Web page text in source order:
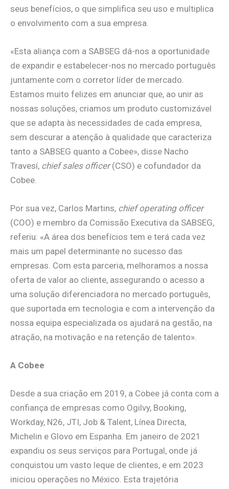
seus benefícios, o que simplifica seu uso e multiplica
o envolvimento com a sua empresa.
«Esta aliança com a SABSEG dá-nos a oportunidade
de expandir e estabelecer-nos no mercado português
juntamente com o corretor líder de mercado.
Estamos muito felizes em anunciar que, ao unir as
nossas soluções, criamos um produto customizável
que se adapta às necessidades de cada empresa,
sem descurar a atenção à qualidade que caracteriza
tanto a SABSEG quanto a Cobee», disse Nacho
Travesí, chief sales officer(CSO) e cofundador da
Cobee.
Por sua vez, Carlos Martins, chief operating officer
(COO) e membro da Comissão Executiva da SABSEG,
referiu: «A área dos benefícios tem e terá cada vez
mais um papel determinante no sucesso das
empresas. Com esta parceria, melhoramos a nossa
oferta de valor ao cliente, assegurando o acesso a
uma solução diferenciadora no mercado português,
que suportada em tecnologia e com a intervenção da
nossa equipa especializada os ajudará na gestão, na
atração, na motivação e na retenção de talento».
A Cobee
Desde a sua criação em 2019, a Cobee já conta com a
confiança de empresas como Ogilvy, Booking,
Workday, N26, JTI, Job & Talent, Línea Directa,
Michelin e Glovo em Espanha. Em janeiro de 2021
expandiu os seus serviços para Portugal, onde já
conquistou um vasto leque de clientes, e em 2023
iniciou operações no México. Esta trajetória